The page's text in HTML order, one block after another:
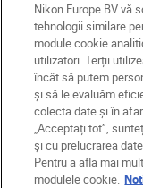
MD Nikon
Contactaţi-ne
Termeni de
Notificare
© 2026 Nikon
Nikon Europe BV vă
tehnologii similare
module cookie
utilizatori. Terții
încât să putem
și să le evaluăm
colecta date și în
„Acceptați tot”,
și cu prelucrarea
Pentru a afla mai
modulele cookie.